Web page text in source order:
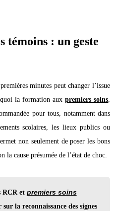
témoins : un geste
minutes peut changer l’issue
la formation aux premiers soins
pour tous, notamment dans
scolaires, les lieux publics ou
non seulement de poser les bons
la cause présumée de l’état de choc.
RCR et premiers soins
la reconnaissance des signes